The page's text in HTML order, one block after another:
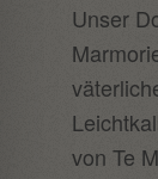
Unser
von Te